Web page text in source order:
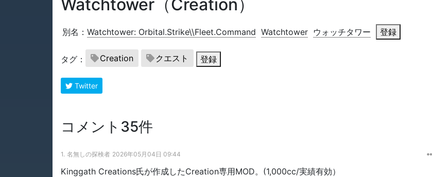
Watchtower（Creation）
別名： Watchtower: Orbital.Strike\\Fleet.Command Watchtower ウォッチタワー 登録
タグ： Creation クエスト 登録
Twitter
コメント35件
1. 名無しの探検者 2026年05月04日 09:44
Kinggath Creations氏が作成したCreation専用MOD。(1,000cc/実績有効）